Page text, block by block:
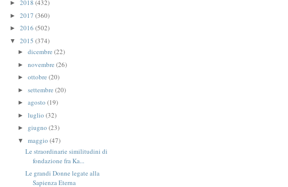
► 2018 (432)
► 2017 (360)
► 2016 (502)
▼ 2015 (374)
► dicembre (22)
► novembre (26)
► ottobre (20)
► settembre (20)
► agosto (19)
► luglio (32)
► giugno (23)
▼ maggio (47)
Le straordinarie similitudini di
fondazione fra Ka...
Le grandi Donne legate alla
Sapienza Eterna